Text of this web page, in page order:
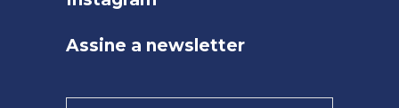
Assine a newsletter